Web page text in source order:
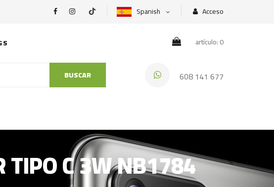
Spanish Acceso
artículo: 0
BUSCAR 608 141 677
TIPO C 3W NB1784